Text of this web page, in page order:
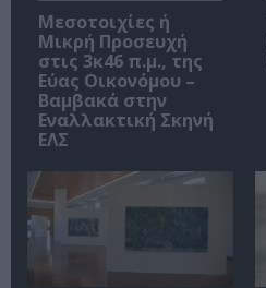
Μεσοτοιχίες ή
Μικρή Προσευχή
στις 3κ46 π.μ., της
Εύας Οικονόμου –
Βαμβακά στην
Εναλλακτική Σκηνή
ΕΛΣ